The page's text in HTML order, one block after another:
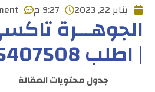
يناير 22, 2023 9:27 م
الجوهـــرة
| اطلب 55407508
جدول محتويات المقالة